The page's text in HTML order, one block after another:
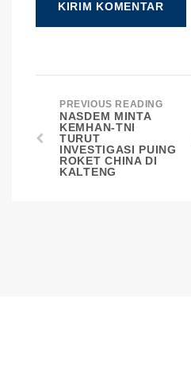
PREVIOUS READING
NASDEM MINTA
KEMHAN-TNI
TURUT
INVESTIGASI PUING
ROKET CHINA DI
KALTENG